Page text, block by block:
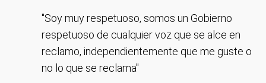
"Soy muy respetuoso, somos un Gobierno
respetuoso de cualquier voz que se alce en
reclamo, independientemente que me guste o
no lo que se reclama"